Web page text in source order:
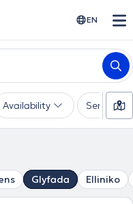
EN
Availability Services
Glyfada Elliniko